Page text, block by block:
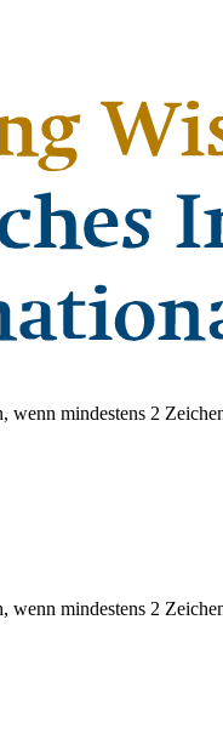
wenn mindestens 2
wenn mindestens 2